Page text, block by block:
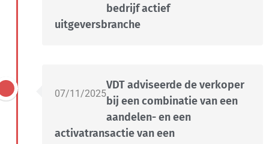
bedrijf actief
uitgeversbranche
07/11/2025
VDT adviseerde de verkoper
bij een combinatie van een
aandelen- en een
activatransactie van een